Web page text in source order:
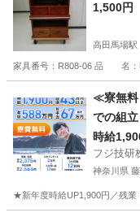
1,500円
高田馬場駅
家具番号：R808-06 品 名：
高田馬場
≪寮無料
での組
時給
フジ技研
神奈川県
★新年度時給UP1,900円／残